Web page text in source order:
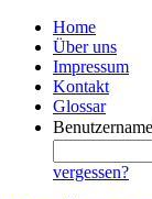
Home
Über uns
Impressum
Kontakt
Glossar
Benutzername
vergessen?